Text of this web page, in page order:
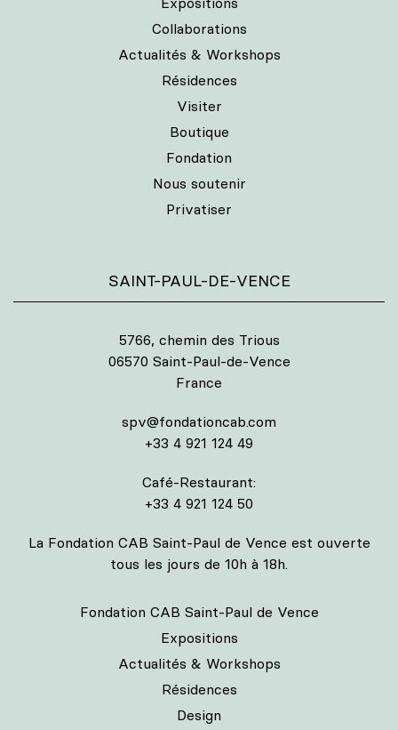
Collaborations
Actualités & Workshops
Résidences
Visiter
Boutique
Fondation
Nous soutenir
Privatiser
SAINT-PAUL-DE-VENCE
5766, chemin des Trious
06570 Saint-Paul-de-Vence
France
spv@fondationcab.com
+33 4 921 124 49
Café-Restaurant:
+33 4 921 124 50
La Fondation CAB Saint-Paul de Vence est ouverte
tous les jours de 10h à 18h.
Fondation CAB Saint-Paul de Vence
Expositions
Actualités & Workshops
Résidences
Design